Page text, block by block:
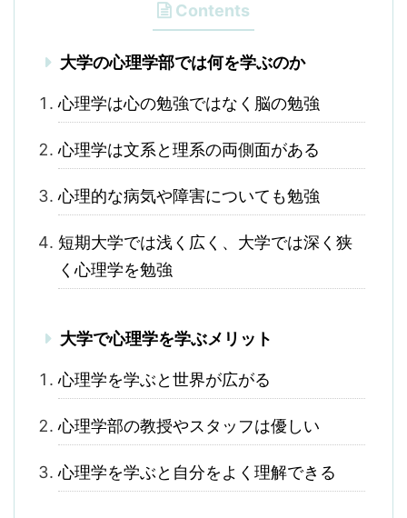
Contents
大学の心理学部では何を学ぶのか
心理学は心の勉強ではなく脳の勉強
心理学は文系と理系の両側面がある
心理的な病気や障害についても勉強
短期大学では浅く広く、大学では深く狭
く心理学を勉強
大学で心理学を学ぶメリット
心理学を学ぶと世界が広がる
心理学部の教授やスタッフは優しい
心理学を学ぶと自分をよく理解できる